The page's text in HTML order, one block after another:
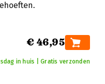
€ 46,95
in huis | Gratis verzonden